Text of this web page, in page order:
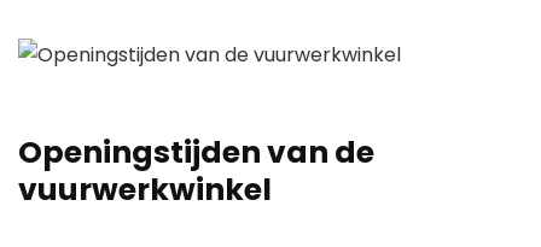
Openingstijden van de
vuurwerkwinkel